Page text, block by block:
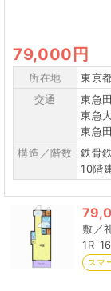
79,000円
所在地
東京
交通
東急
東急
東急
構造／階数
鉄骨
10階
1R
スマ